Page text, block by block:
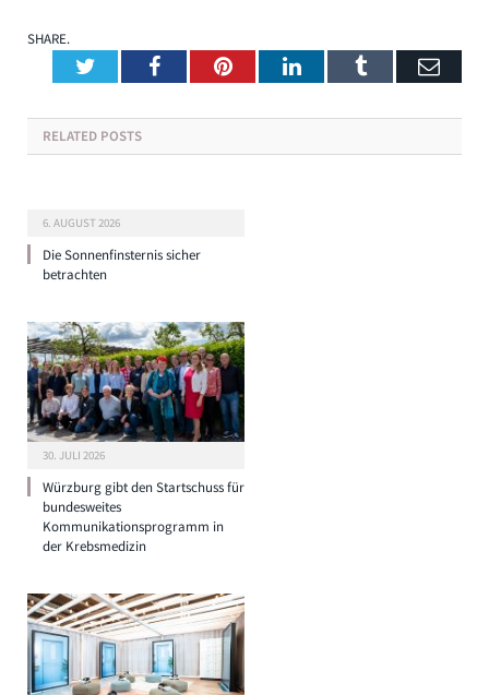
SHARE.
TwitterFacebookPinterestLinkedInTumblr
RELATED POSTS
6. AUGUST 2026
Die Sonnenfinsternis sicher
betrachten
30. JULI 2026
Würzburg gibt den Startschuss für
bundesweites
Kommunikationsprogramm in
der Krebsmedizin